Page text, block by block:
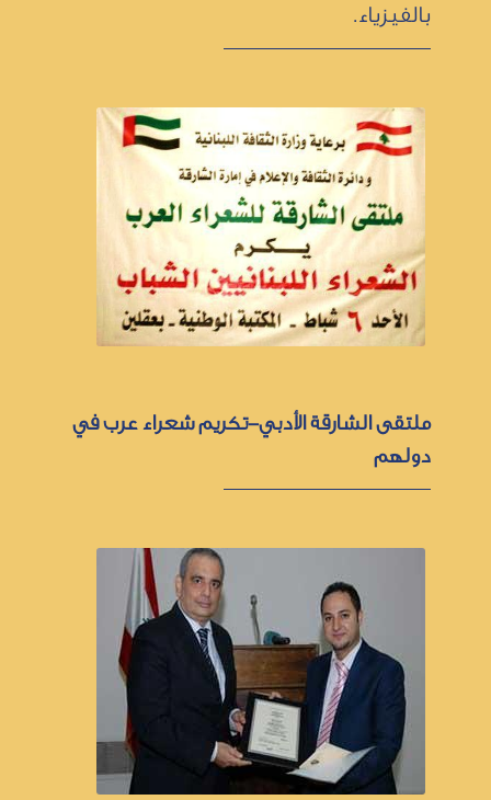
بالفيزياء.
ملتقى الشارقة الأدبي-تكريم شعراء عرب في
دولهم